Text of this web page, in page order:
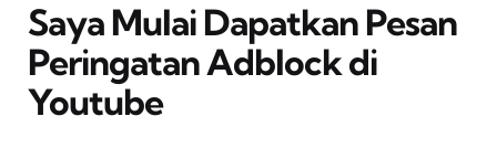
Saya Mulai Dapatkan Pesan
Peringatan Adblock di
Youtube